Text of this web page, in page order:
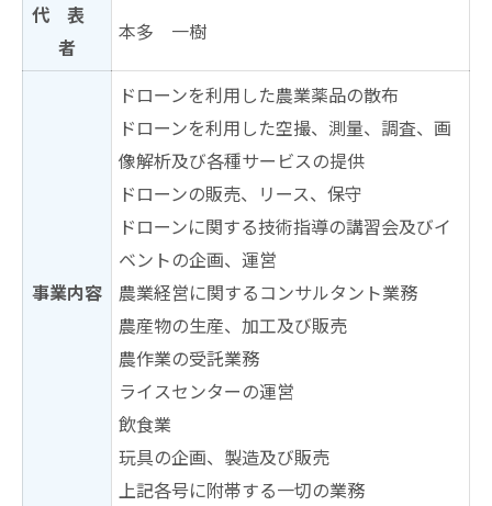
代 表
者
本多 一樹
事業内容
ドローンを利⽤した農業薬品の散布
ドローンを利⽤した空撮、測量、調査、画
像解析及び各種サービスの提供
ドローンの販売、リース、保守
ドローンに関する技術指導の講習会及びイ
ベントの企画、運営
農業経営に関するコンサルタント業務
農産物の⽣産、加⼯及び販売
農作業の受託業務
ライスセンターの運営
飲⾷業
玩具の企画、製造及び販売
上記各号に附帯する⼀切の業務